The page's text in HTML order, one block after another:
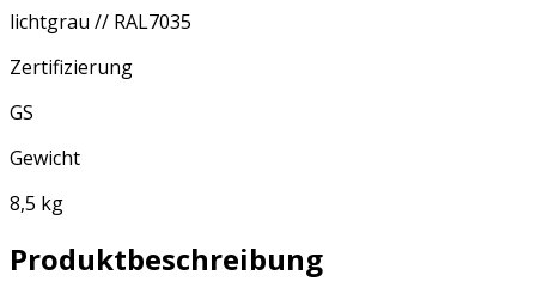
lichtgrau // RAL7035
Zertifizierung
GS
Gewicht
8,5 kg
Produktbeschreibung